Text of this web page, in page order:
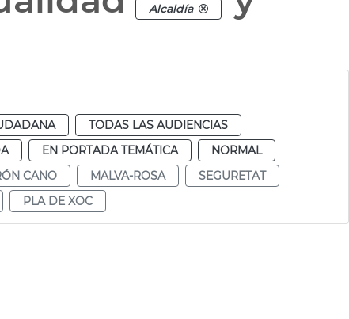
Alcaldía
TODAS LAS AUDIENCIAS
EN PORTADA TEMÁTICA
NORMAL
CANO MALVA-ROSA
SEGURETAT
PLA DE XOC